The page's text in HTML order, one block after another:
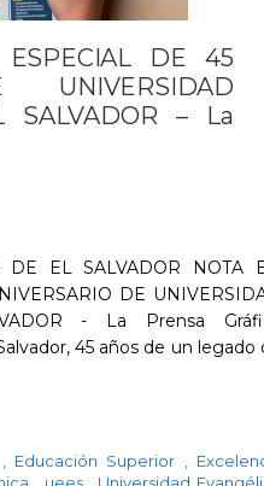
DE 45
UNIVERSIDAD
SALVADOR – La
DE EL SALVADOR NOTA
DE
- La Prensa
45 años de un legado
Educación Superior